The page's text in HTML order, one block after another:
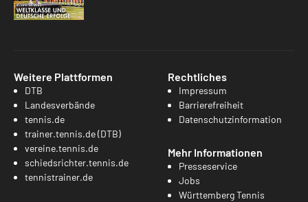
Weitere Plattformen
DTB
Landesverbände
tennis.de
trainer.tennis.de (DTB)
vereine.tennis.de
schiedsrichter.tennis.de
tennistrainer.de
Rechtliches
Impressum
Barrierefreiheit
Datenschutzinformation
Mehr Informationen
Presseservice
Jobs
Württemberg Tennis